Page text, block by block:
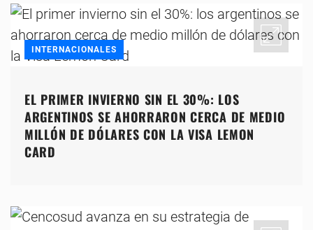
INTERNACIONALES
EL PRIMER INVIERNO SIN EL 30%: LOS
ARGENTINOS SE AHORRARON CERCA DE MEDIO
MILLÓN DE DÓLARES CON LA VISA LEMON
CARD